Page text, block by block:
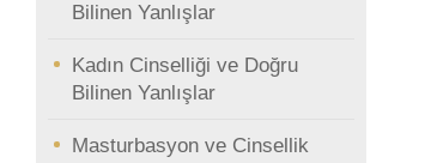
Bilinen Yanlışlar
Kadın Cinselliği ve Doğru
Bilinen Yanlışlar
Masturbasyon ve Cinsellik